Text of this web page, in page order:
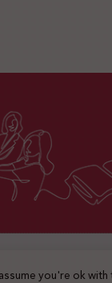
you're ok